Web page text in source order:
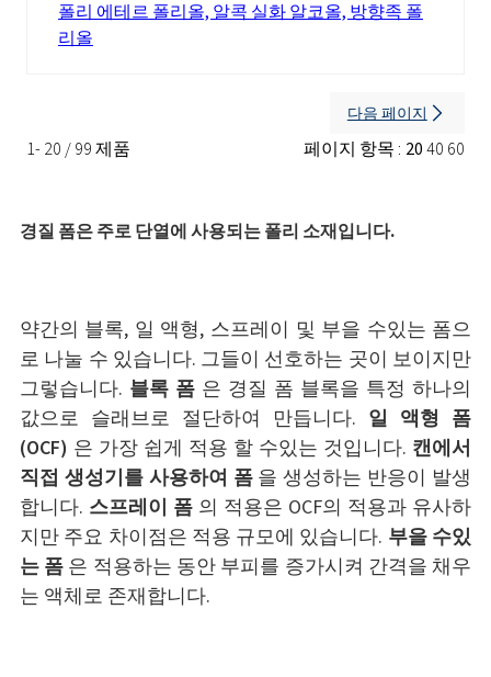
폴리 에테르 폴리올, 알콕 실화 알코올, 방향족 폴
리올
1- 20 / 99 제품 페이지 항목 : 2040 60
다음 페이지
경질 폼은 주로 단열에 사용되는 폴리 소재입니다.
약간의 블록, 일 액형, 스프레이 및 부을 수있는 폼으
로 나눌 수 있습니다. 그들이 선호하는 곳이 보이지만
그렇습니다. 블록 폼은 경질 폼 블록을 특정 하나의
값으로 슬래브로 절단하여 만듭니다. 일 액형 폼
(OCF) 은 가장 쉽게 적용 할 수있는 것입니다. 캔에서
직접 생성기를 사용하여 폼을 생성하는 반응이 발생
합니다. 스프레이 폼의 적용은 OCF의 적용과 유사하
지만 주요 차이점은 적용 규모에 있습니다. 부을 수있
는 폼 은 적용하는 동안 부피를 증가시켜 간격을 채우
는 액체로 존재합니다.